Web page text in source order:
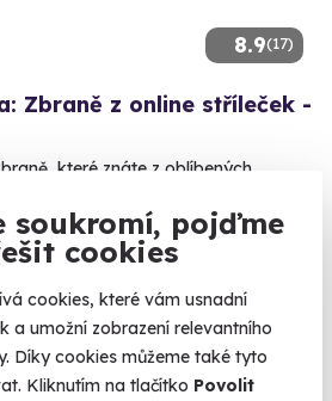
soukromí, pojďme
cookies
cookies, které vám usnadní
a umožní zobrazení relevantního
Díky cookies můžeme také tyto
Kliknutím na tlačítko Povolit
8.9(17)
Zbraně z online stříleček -
které znáte z oblíbených
nad Sázavou)